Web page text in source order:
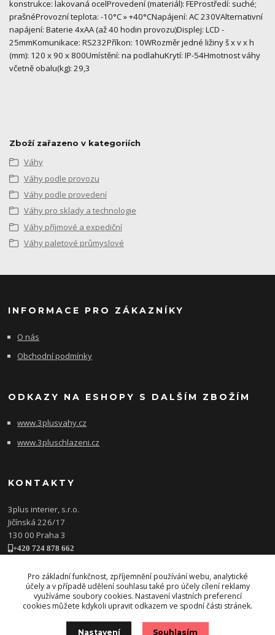
konstrukce: lakovaná ocelProvedení (materiál): FEProstředí: suché;
prašnéProvozní teplota: -10°C » +40°CNapájení: AC 230VAlternativní
napájení: Baterie 4xAA (až 40 hodin provozu)Displej: LCD -
25mmKomunikace: RS232Příkon: 10WRozměr jedné ližiny š x v x h
(mm): 120 x 90 x 800Umístění: na podlahuKrytí: IP-54Hmotnost váhy
včetně obalu(kg): 29,3
Zboží zařazeno v kategoriích
Váhy
Váhy podle provozu
Váhy podle provedení
Váhy pro sklady a technologie
Váhy příjmové a expediční
Váhy paletové průmyslové
INFORMACE PRO ZÁKAZNÍKY
O nás
Obchodní podmínky
ODKAZY NA ESHOPY S DALŠÍM ZBOŽÍM
www.3plusvahy.cz
www.3pluschlazeni.cz
KONTAKTY
3plus interier, s.r.o.
Jičínská 226/17
130 00 Praha 3
+420 724 878 662
www.3plusinterier.cz
facebook
Pro základní funkčnost, zpříjemnění používání webu, analytické
účely a v případě udělení souhlasu také pro účely cílení reklamy
využíváme soubory cookies. Nastavení vlastních preferencí
cookies můžete kdykoli upravit odkazem ve spodní části stránek.
Nastavení Souhlasím